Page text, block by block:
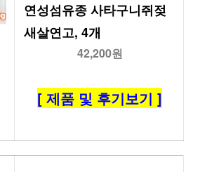
연성섬유종 사타구니쥐젖
새살연고, 4개
42,200원
[ 제품 및 후기보기 ]